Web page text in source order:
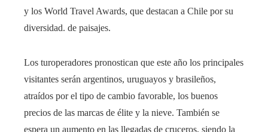
y los World Travel Awards, que destacan a Chile por su
diversidad. de paisajes.
Los turoperadores pronostican que este año los principales
visitantes serán argentinos, uruguayos y brasileños,
atraídos por el tipo de cambio favorable, los buenos
precios de las marcas de élite y la nieve. También se
espera un aumento en las llegadas de cruceros, siendo la